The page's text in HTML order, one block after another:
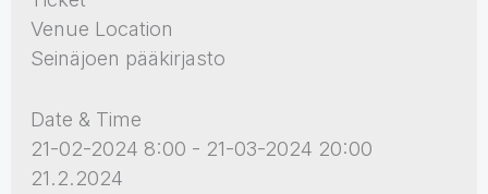
Venue Location
Seinäjoen pääkirjasto
Date & Time
21-02-2024 8:00 - 21-03-2024 20:00
21.2.2024